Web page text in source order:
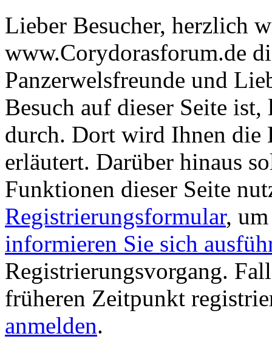
Lieber Besucher, herzlich
www.Corydorasforum.de
Panzerwelsfreunde und
Besuch auf dieser Seite
durch. Dort wird Ihnen die
erläutert. Darüber hinaus
Funktionen dieser Seite
Registrierungsformular,
informieren Sie sich
Registrierungsvorgang.
früheren Zeitpunkt
anmelden.